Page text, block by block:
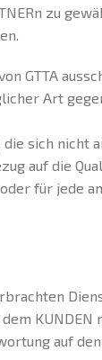
zu
GTTA
Art
sich nicht
auf die
für jede
KUNDEN
auf